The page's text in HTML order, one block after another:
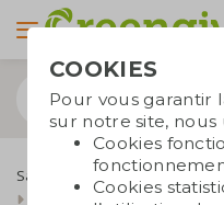
Sacs durables Sacs
COOKIES
Pour vous garantir
sur notre site, nous
Cookies
Cookies